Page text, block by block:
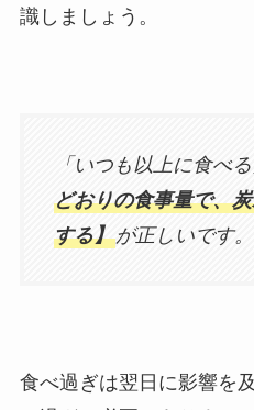
識しましょう。
「いつも以上に食べる
どおりの食事量で、
する】が正しいです。
食べ過ぎは翌日に影響を